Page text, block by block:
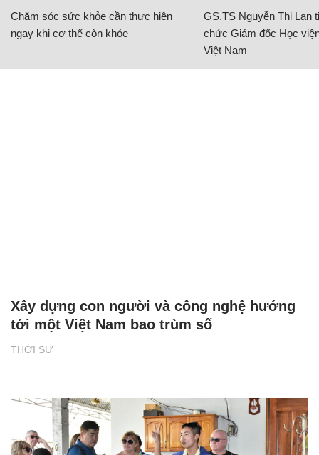
Chăm sóc sức khỏe cần thực hiện
ngay khi cơ thể còn khỏe
GS.TS Nguyễn Thị Lan
chức Giám đốc Học
Việt Nam
THỜI SỰ
Xây dựng con người và công nghệ hướng
tới một Việt Nam bao trùm số